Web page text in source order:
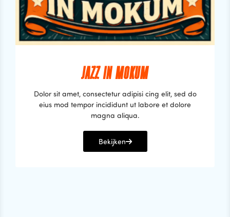
JAZZ IN MOKUM
Dolor sit amet, consectetur adipisi cing elit, sed do
eius mod tempor incididunt ut labore et dolore
magna aliqua.
Bekijken